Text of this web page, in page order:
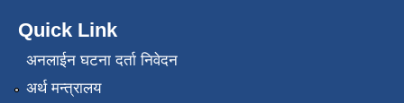
Quick Link
अनलाईन घटना दर्ता निवेदन
अर्थ मन्त्रालय